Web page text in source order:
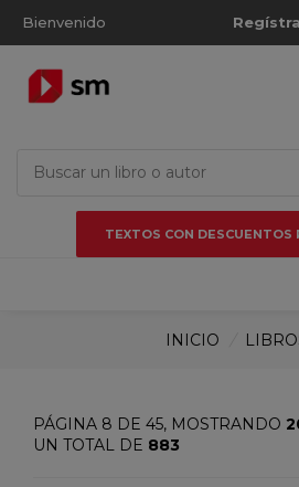
Bienvenido
TEXTOS CON DESCUENTOS
INICIO
PÁGINA 8 DE 45, MOSTRANDO
UN TOTAL DE 883